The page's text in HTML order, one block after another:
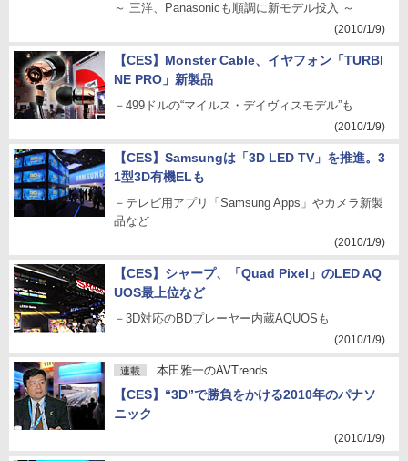
～ 三洋、Panasonicも順調に新モデル投入 ～
(2010/1/9)
【CES】Monster Cable、イヤフォン「TURBI
NE PRO」新製品
－499ドルの“マイルス・デイヴィスモデル”も
(2010/1/9)
【CES】Samsungは「3D LED TV」を推進。3
1型3D有機ELも
－テレビ用アプリ「Samsung Apps」やカメラ新製
品など
(2010/1/9)
【CES】シャープ、「Quad Pixel」のLED AQ
UOS最上位など
－3D対応のBDプレーヤー内蔵AQUOSも
(2010/1/9)
連載 本田雅一のAVTrends
【CES】“3D”で勝負をかける2010年のパナソ
ニック
(2010/1/9)